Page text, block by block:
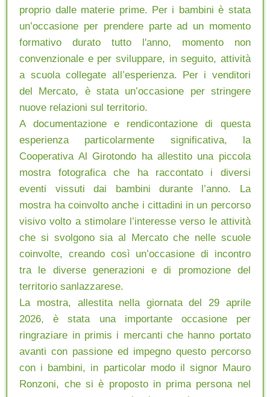
proprio dalle materie prime. Per i bambini è stata
un’occasione per prendere parte ad un momento
formativo durato tutto l'anno, momento non
convenzionale e per sviluppare, in seguito, attività
a scuola collegate all’esperienza. Per i venditori
del Mercato, è stata un’occasione per stringere
nuove relazioni sul territorio.
A documentazione e rendicontazione di questa
esperienza particolarmente significativa, la
Cooperativa Al Girotondo ha allestito una piccola
mostra fotografica che ha raccontato i diversi
eventi vissuti dai bambini durante l’anno. La
mostra ha coinvolto anche i cittadini in un percorso
visivo volto a stimolare l’interesse verso le attività
che si svolgono sia al Mercato che nelle scuole
coinvolte, creando così un’occasione di incontro
tra le diverse generazioni e di promozione del
territorio sanlazzarese.
La mostra, allestita nella giornata del 29 aprile
2026, è stata una importante occasione per
ringraziare in primis i mercanti che hanno portato
avanti con passione ed impegno questo percorso
con i bambini, in particolar modo il signor Mauro
Ronzoni, che si è proposto in prima persona nel